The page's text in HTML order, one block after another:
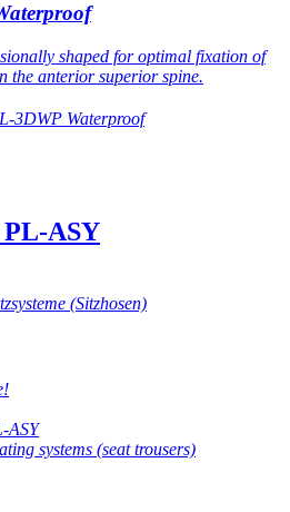
shaped for optimal fixation of
the anterior superior spine.
3DWP Waterproof
ASY
(Sitzhosen)
ASY
systems (seat trousers)